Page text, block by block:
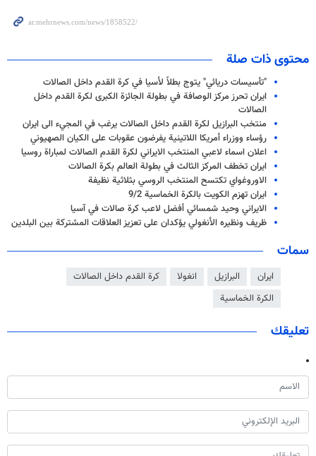
محتوى ذات صلة
"تأسيسات دريائي" يتوج بطلاً لأسيا في كرة القدم داخل الصالات
ايران تحرز مركز الوصافة في بطولة الجائزة الكبرى لكرة القدم داخل
الصالات
منتخب البرازيل لكرة القدم داخل الصالات يرغب في المجيء الى ايران
رؤساء ووزراء أمريكا اللاتينية يفرضون عقوبات على الكيان الصهيوني
اعلان اسماء لاعبي المنتخب الايراني لكرة القدم الصالات لمباراة روسيا
ايران تخطف المركز الثالث في بطولة العالم بكرة الصالات
الاوروغواي تكتسح المنتخب الروسي بثلاثية نظيفة
ايران تهزم الكويت بالكرة الخماسية 9/2
الايراني وحيد شمسائي أفضل لاعب كرة صالات في آسيا
ظريف ونظيره الأنغولي يؤكدان على تعزيز العلاقات المشتركة بين البلدين
سمات
ايران البرازيل انغولا
كرة القدم داخل الصالات
الكرة الخماسية
تعليقك